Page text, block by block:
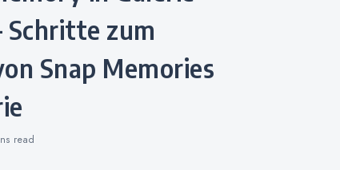
Schritte zum
Snap Memories
read